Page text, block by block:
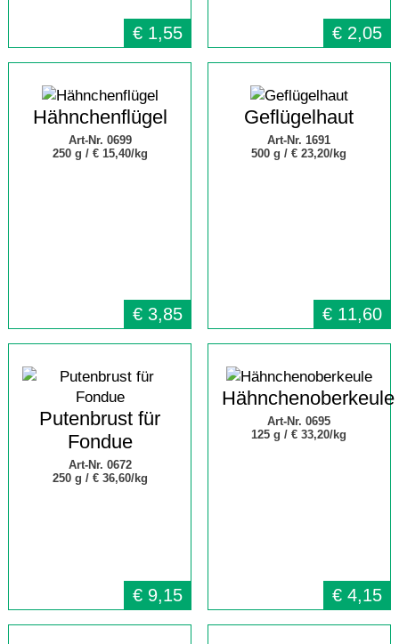
€ 1,55 € 2,05
Hähnchenflügel
Art-Nr. 0699
250 g / € 15,40/kg
€ 3,85
Geflügelhaut
Art-Nr. 1691
500 g /€ 23,20/kg
€ 11,60
Putenbrust für
Fondue
Art-Nr. 0672
250 g / € 36,60/kg
€ 9,15
Hähnchenoberkeule
Art-Nr. 0695
125 g /€ 33,20/kg
€ 4,15